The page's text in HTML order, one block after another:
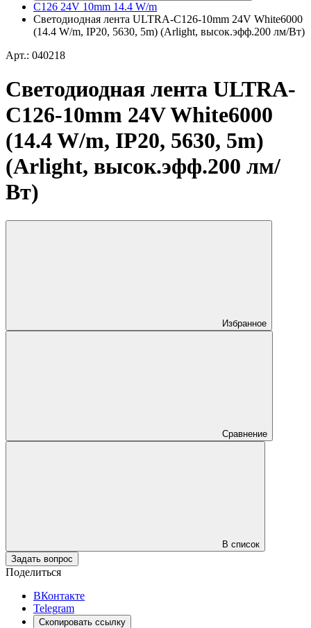
C126 24V 10mm 14.4 W/m
Светодиодная лента ULTRA-C126-10mm 24V White6000
(14.4 W/m, IP20, 5630, 5m) (Arlight, высок.эфф.200 лм/Вт)
Арт.: 040218
Светодиодная лента ULTRA-
C126-10mm 24V White6000
(14.4 W/m, IP20, 5630, 5m)
(Arlight, высок.эфф.200 лм/
Вт)
Избранное
Сравнение
В список
Задать вопрос
Поделиться
ВКонтакте
Telegram
Скопировать ссылку